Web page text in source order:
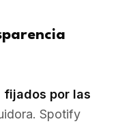
fijados por las
Spotify